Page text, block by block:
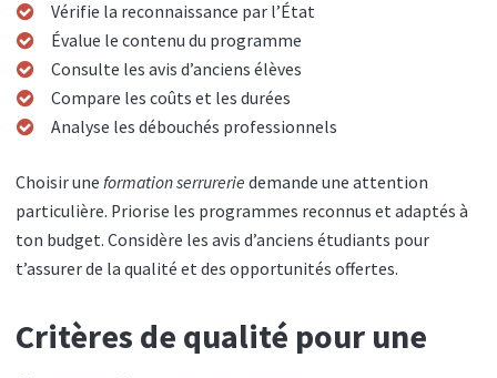
Vérifie la reconnaissance par l’État
Évalue le contenu du programme
Consulte les avis d’anciens élèves
Compare les coûts et les durées
Analyse les débouchés professionnels
Choisir une formation serrurerie demande une attention
particulière. Priorise les programmes reconnus et adaptés à
ton budget. Considère les avis d’anciens étudiants pour
t’assurer de la qualité et des opportunités offertes.
Critères de qualité pour une